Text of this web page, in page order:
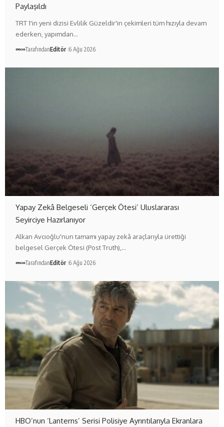
Paylaşıldı
TRT 1'in yeni dizisi Evlilik Güzeldir'in çekimleri tüm hızıyla devam
ederken, yapımdan…
TarafındanEditör 6 Ağu 2026
Yapay Zekâ Belgeseli ‘Gerçek Ötesi’ Uluslararası
Seyirciye Hazırlanıyor
Alkan Avcıoğlu'nun tamamı yapay zekâ araçlarıyla ürettiği
belgesel Gerçek Ötesi (Post Truth),…
TarafındanEditör 6 Ağu 2026
HBO’nun ‘Lanterns’ Serisi Polisiye Ayrıntılarıyla Ekranlara